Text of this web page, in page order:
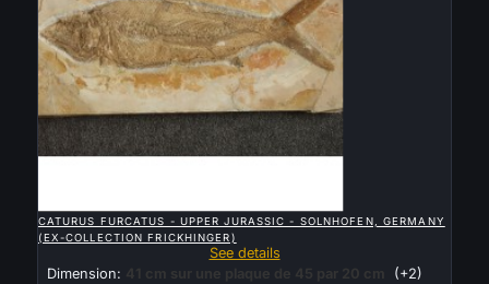
CATURUS FURCATUS - UPPER JURASSIC - SOLNHOFEN, GERMANY
(EX-COLLECTION FRICKHINGER)
See details
Dimension:
41 cm sur une plaque de 45 par 20 cm (+2)